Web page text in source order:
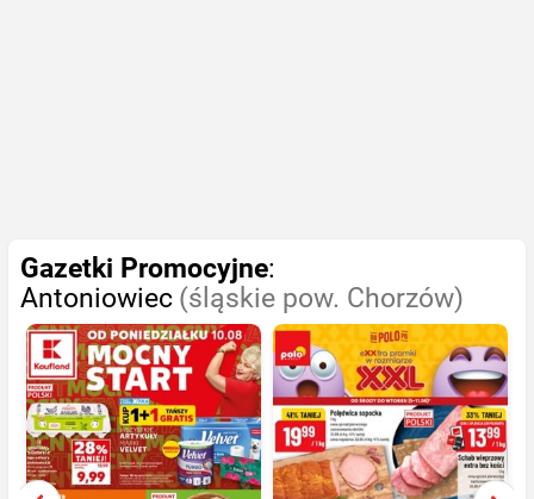
Gazetki Promocyjne:
Antoniowiec (śląskie pow. Chorzów)